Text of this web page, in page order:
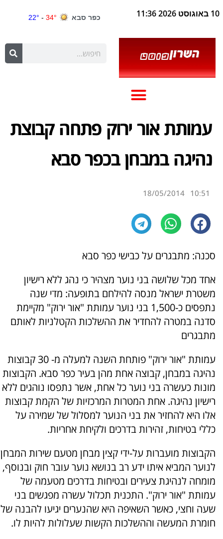
10 באוגוסט 2026 11:36
עמותת אור ירוק פתחה קבוצת
נהיגה במבחן בכפר סבא
10:51
18/05/2014
סכנה: מתבגרים על כבישי כפר סבא
אחד מכל שלושה בני נוער מצהיר כי נהג ללא רישיון
משטרת ישראל מנסה להילחם בתופעה: מדי שנה
נתפסים כ-1,500 בני נוער עמותת "אור ירוק" מקיימת
סדנה במטרה להחדיר את ההשלכות הקטלניות לאותם
מתבגרים
עמותת "אור ירוק" פותחת השנה למעלה מ- 30 קבוצות
נהיגה במבחן, קבוצה אחת מהן בעיר כפר סבא. הקבוצות
מונות כעשרה בני נוער כל אחת, אשר נתפסו נוהגים ללא
רישיון נהיגה. אחת המטרות המרכזיות של הקמת קבוצות
אלו היא להחזיר את בני הנוער למסלול של שמירה על
כללי בטיחות, זהירות בדרכים ולקיחת אחריות.
הקבוצות מועברות על-ידי קצין מבחן מטעם שירות המבחן
לנוער המביא איתו ידע רב בנושא נוער עובר חוק ובנוסף,
מומחה לנהיגת צעירים ובטיחות בדרכים מטעמה של
עמותת "אור ירוק". התכנית תכלול עשרה מפגשים בני
שעה וחצי, כאשר השאיפה היא שהנערים יגיעו להבנה של
חומרת המעשה וההשלכות הקשות שעלולות להיות לו.